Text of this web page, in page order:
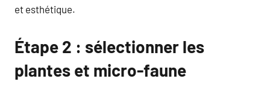
et esthétique.
Étape 2 : sélectionner les
plantes et micro-faune